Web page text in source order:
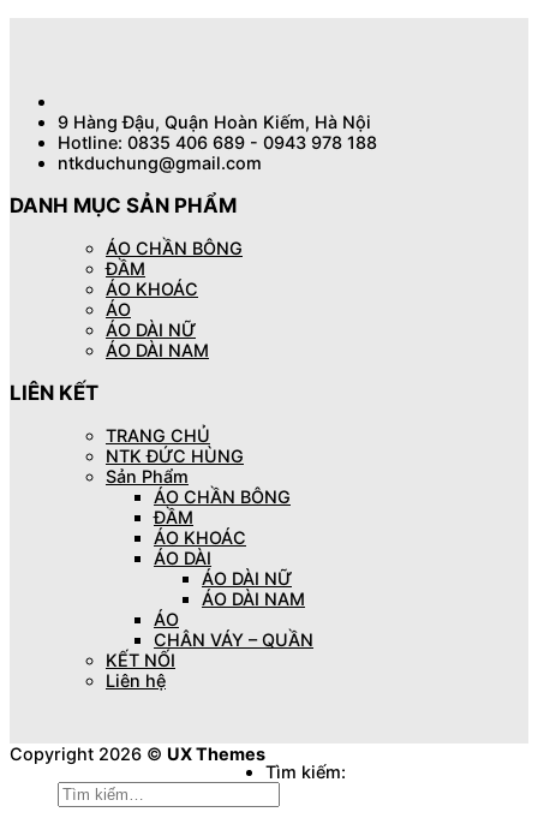
9 Hàng Đậu, Quận Hoàn Kiếm, Hà Nội
Hotline: 0835 406 689 - 0943 978 188
ntkduchung@gmail.com
DANH MỤC SẢN PHẨM
ÁO CHẦN BÔNG
ĐẦM
ÁO KHOÁC
ÁO
ÁO DÀI NỮ
ÁO DÀI NAM
LIÊN KẾT
TRANG CHỦ
NTK ĐỨC HÙNG
Sản Phẩm
ÁO CHẦN BÔNG
ĐẦM
ÁO KHOÁC
ÁO DÀI
ÁO DÀI NỮ
ÁO DÀI NAM
ÁO
CHÂN VÁY – QUẦN
KẾT NỐI
Liên hệ
Copyright 2026 © UX Themes
Tìm kiếm: